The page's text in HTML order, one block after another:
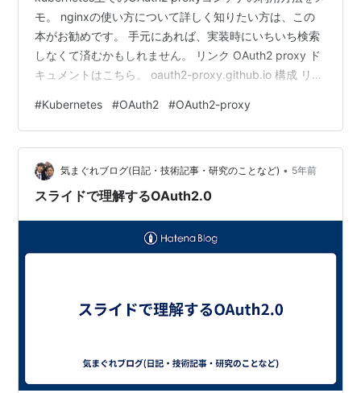
モ。 nginxの使い方について詳しく知りたい方は、この
本がお勧めです。 手元にあれば、実装時にいちいち検索
しなくて済むかもしれません。 リンク OAuth2 proxy ド
キュメントはこちら。 oauth2-proxy.github.io 構成 リバ
auth_requestでOAuth2 proxyに認証を依頼し、認証成功
時にアプリケーションにプロキシされます。 認証方法は
OIDC。 openid.net config 各configはkubernetesの
con…
#Kubernetes #OAuth2 #OAuth2-proxy
気まぐれブログ(日記・技術記事・研究のことなど) • 5年前
スライドで理解するOAuth2.0